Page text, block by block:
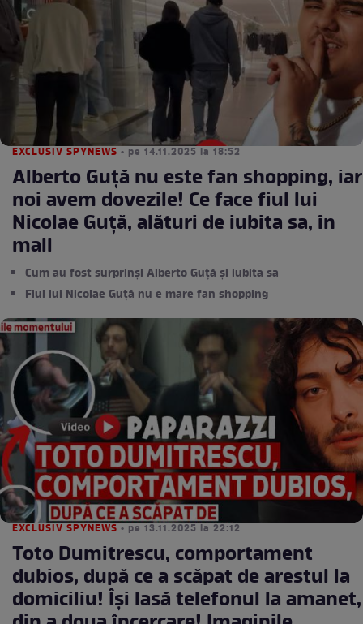
EXCLUSIV SPYNEWS • pe 14.11.2025 la 18:52
Alberto Guță nu este fan shopping, iar
noi avem dovezile! Ce face fiul lui
Nicolae Guță, alături de iubita sa, în
mall
Cum au fost surprinși Alberto Guță și iubita sa
Fiul lui Nicolae Guță nu e mare fan shopping
EXCLUSIV SPYNEWS • pe 13.11.2025 la 22:12
Toto Dumitrescu, comportament
dubios, după ce a scăpat de arestul la
domiciliu! Îşi lasă telefonul la amanet,